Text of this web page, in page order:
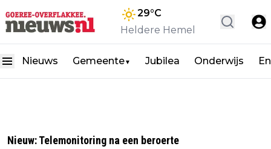
29°C
Heldere Hemel
Nieuws Gemeente▼ Jubilea Onderwijs
Nieuw: Telemonitoring na een beroerte